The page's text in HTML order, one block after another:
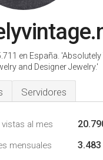
en España. 'Absolutely
and Designer Jewelry.'
Servidores
vistas al mes
mensuales 3.483